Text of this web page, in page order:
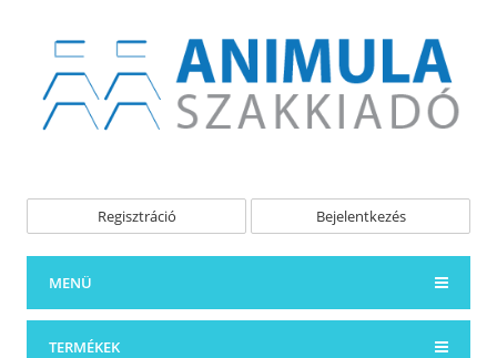
Regisztráció Bejelentkezés
MENÜ
TERMÉKEK